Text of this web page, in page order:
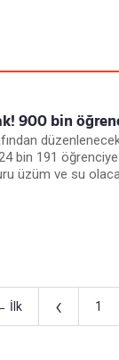
900 bin
bin 191
üzüm ve su
İlk ‹ 1